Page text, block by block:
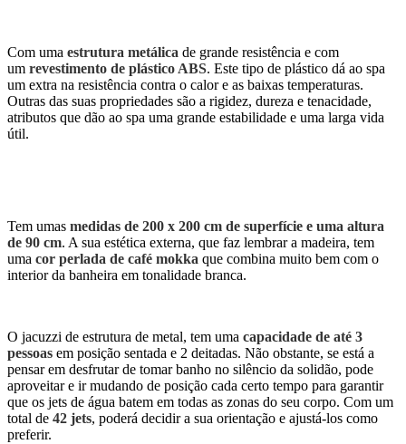
Com uma estrutura metálica de grande resistência e com
um revestimento de plástico ABS. Este tipo de plástico dá ao spa
um extra na resistência contra o calor e as baixas temperaturas.
Outras das suas propriedades são a rigidez, dureza e tenacidade,
atributos que dão ao spa uma grande estabilidade e uma larga vida
útil.
Tem umas medidas de 200 x 200 cm de superfície e uma altura
de 90 cm. A sua estética externa, que faz lembrar a madeira, tem
uma cor perlada de café mokka que combina muito bem com o
interior da banheira em tonalidade branca.
O jacuzzi de estrutura de metal, tem uma capacidade de até 3
pessoas em posição sentada e 2 deitadas. Não obstante, se está a
pensar em desfrutar de tomar banho no silêncio da solidão, pode
aproveitar e ir mudando de posição cada certo tempo para garantir
que os jets de água batem em todas as zonas do seu corpo. Com um
total de 42 jets, poderá decidir a sua orientação e ajustá-los como
preferir.